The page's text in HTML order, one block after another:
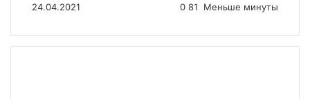
24.04.2021 0 81 Меньше минуты